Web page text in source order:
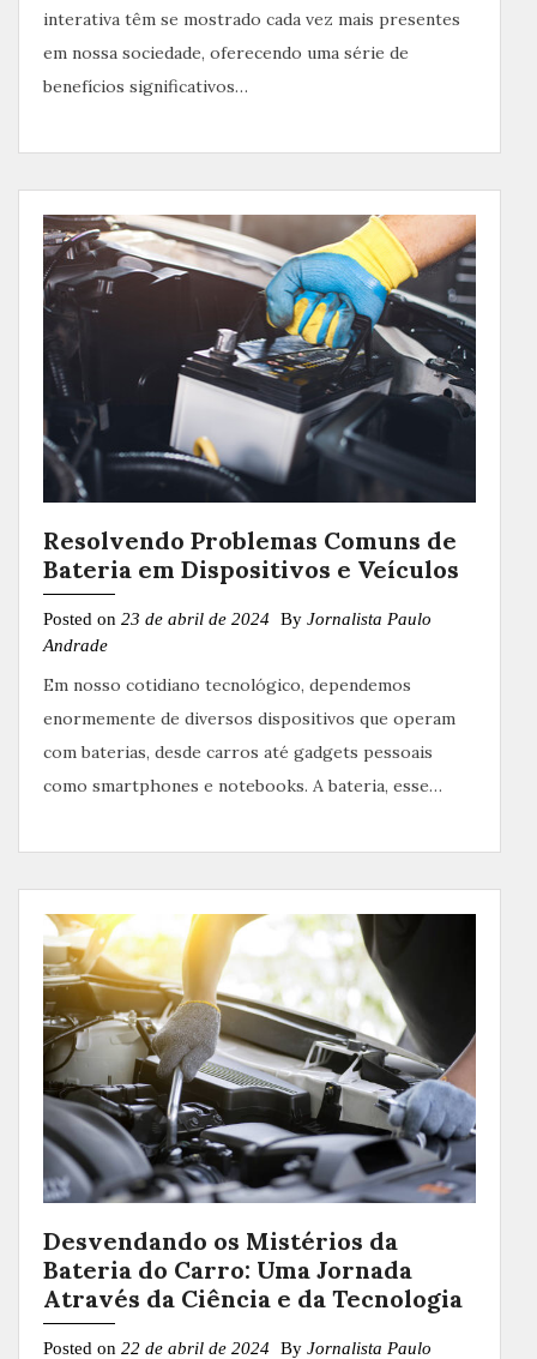
interativa têm se mostrado cada vez mais presentes
em nossa sociedade, oferecendo uma série de
benefícios significativos…
Resolvendo Problemas Comuns de
Bateria em Dispositivos e Veículos
Posted on 23 de abril de 2024 By Jornalista Paulo
Andrade
Em nosso cotidiano tecnológico, dependemos
enormemente de diversos dispositivos que operam
com baterias, desde carros até gadgets pessoais
como smartphones e notebooks. A bateria, esse…
Desvendando os Mistérios da
Bateria do Carro: Uma Jornada
Através da Ciência e da Tecnologia
Posted on 22 de abril de 2024 By Jornalista Paulo